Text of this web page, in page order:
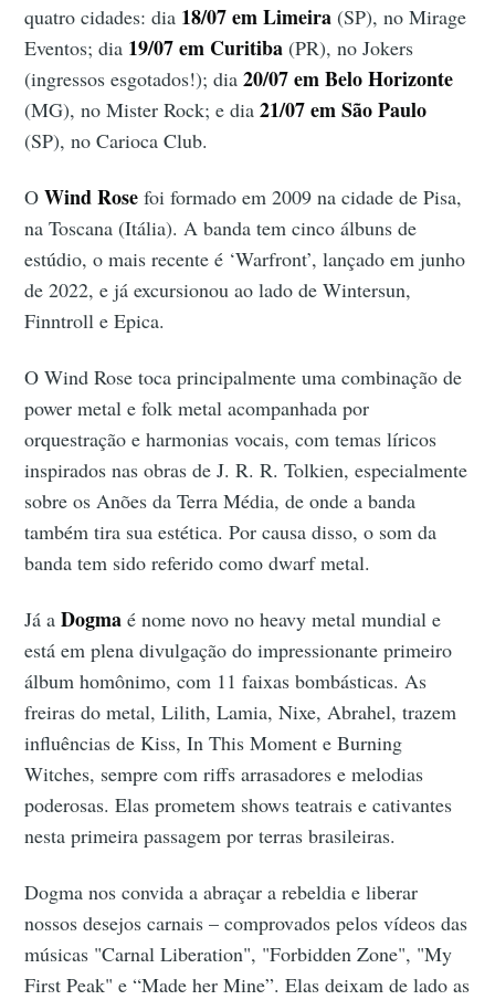
quatro cidades: dia 18/07 em Limeira (SP), no Mirage
Eventos; dia 19/07 em Curitiba (PR), no Jokers
(ingressos esgotados!); dia20/07 em Belo Horizonte
(MG), no Mister Rock; e dia21/07 em São Paulo
(SP), no Carioca Club.
OWind Rose foi formado em 2009 na cidade de Pisa,
na Toscana (Itália). A banda tem cinco álbuns de
estúdio, o mais recente é ‘Warfront’, lançado em junho
de 2022, e já excursionou ao lado de Wintersun,
Finntroll e Epica.
O Wind Rose toca principalmente uma combinação de
power metal e folk metal acompanhada por
orquestração e harmonias vocais, com temas líricos
inspirados nas obras de J. R. R. Tolkien, especialmente
sobre os Anões da Terra Média, de onde a banda
também tira sua estética. Por causa disso, o som da
banda tem sido referido como dwarf metal.
Já aDogma é nome novo no heavy metal mundial e
está em plena divulgação do impressionante primeiro
álbum homônimo, com 11 faixas bombásticas. As
freiras do metal, Lilith, Lamia, Nixe, Abrahel, trazem
influências de Kiss, In This Moment e Burning
Witches, sempre com riffs arrasadores e melodias
poderosas. Elas prometem shows teatrais e cativantes
nesta primeira passagem por terras brasileiras.
Dogma nos convida a abraçar a rebeldia e liberar
nossos desejos carnais – comprovados pelos vídeos das
músicas "Carnal Liberation", "Forbidden Zone", "My
First Peak" e “Made her Mine”. Elas deixam de lado as